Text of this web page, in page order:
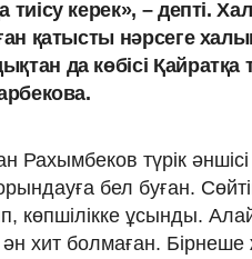
тиісу керек», – депті.
қатысты нәрсеге
да көбісі Қайратқа
түрік
бел буған.
көпшілікке ұсынды.
хит болмаған.